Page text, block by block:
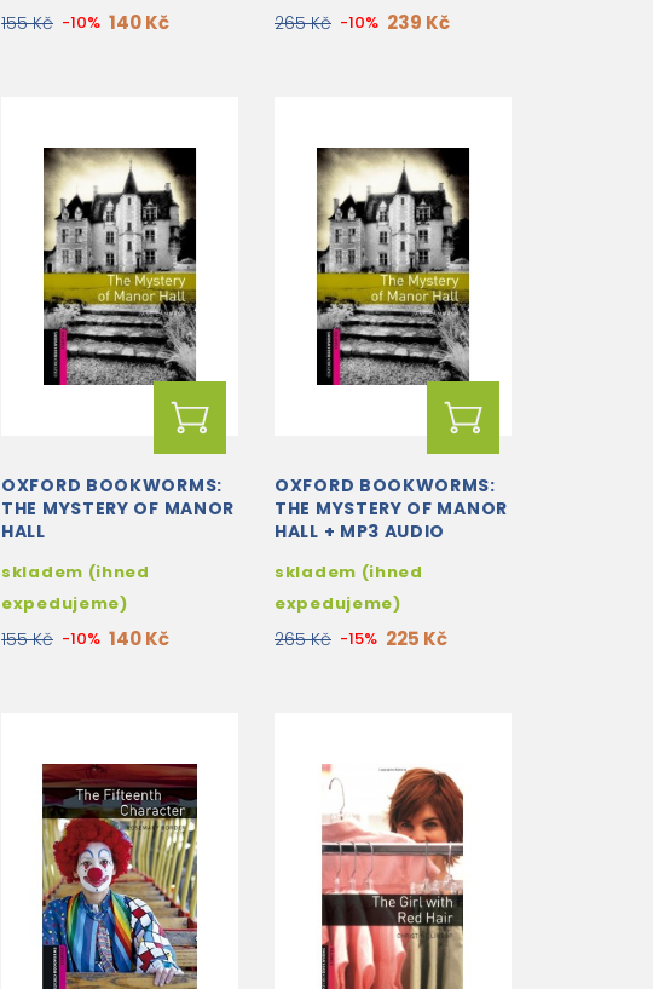
155 Kč -10% 140 Kč 265 Kč -10% 239 Kč
OXFORD BOOKWORMS:
THE MYSTERY OF MANOR
HALL
skladem (ihned
expedujeme)
155 Kč -10% 140 Kč
OXFORD BOOKWORMS:
THE MYSTERY OF MANOR
HALL + MP3 AUDIO
skladem (ihned
expedujeme)
265 Kč -15% 225 Kč